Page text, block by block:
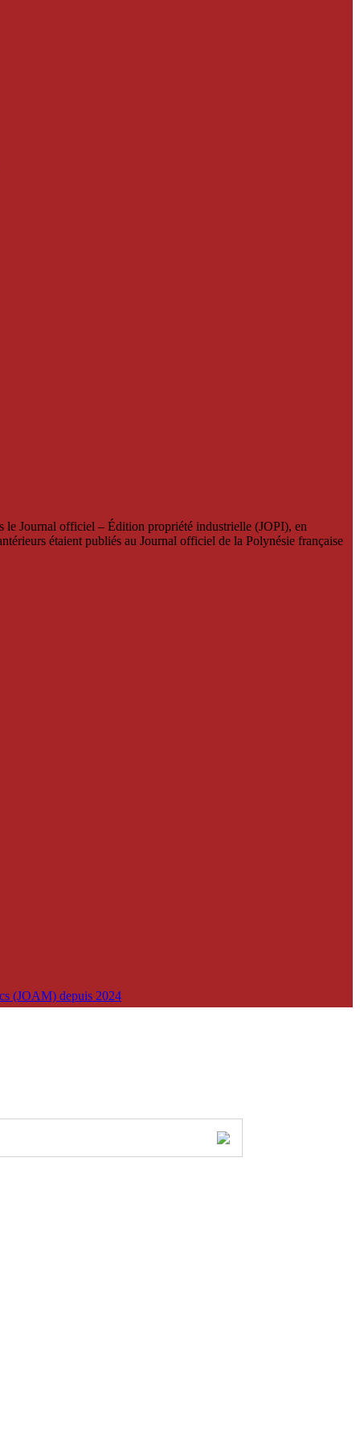
le Journal officiel – Édition propriété industrielle (JOPI), en
étaient publiés au Journal officiel de la Polynésie française
(JOAM) depuis 2024